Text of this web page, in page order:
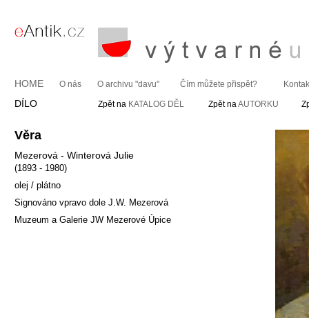
HOME O nás O archivu "davu" Čím můžete přispět?
DÍLO Zpět na KATALOG DĚL Zpět naAUTORKU
Věra
Mezerová - Winterová Julie
(1893 - 1980)
olej / plátno
Signováno vpravo dole J.W. Mezerová
Muzeum a Galerie JW Mezerové Úpice